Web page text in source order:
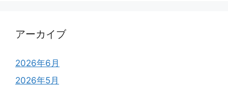
アーカイブ
2026年6月
2026年5月